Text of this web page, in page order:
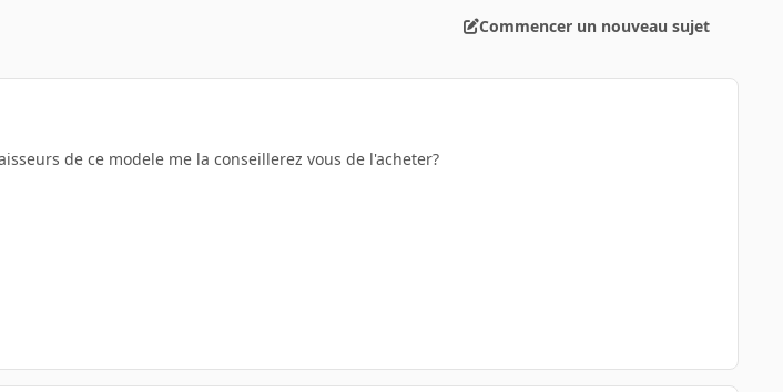
Commencer un nouveau sujet
de ce modele me la conseillerez vous de l'acheter?